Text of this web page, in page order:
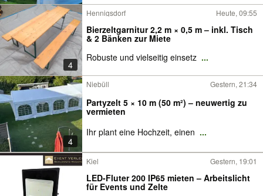
4
Hennigsdorf Heute, 09:55
Bierzeltgarnitur 2,2 m × 0,5 m – inkl. Tisch
& 2 Bänken zur Miete
Robuste und vielseitig einsetz ...
4
Niebüll Gestern, 21:34
Partyzelt 5 × 10 m (50 m²) – neuwertig zu
vermieten
Ihr plant eine Hochzeit, einen ...
Kiel Gestern, 19:01
LED-Fluter 200 IP65 mieten – Arbeitslicht
für Events und Zelte